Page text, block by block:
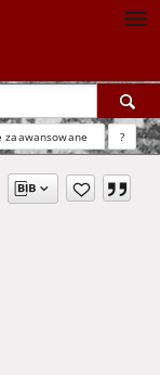
zaawansowane ?